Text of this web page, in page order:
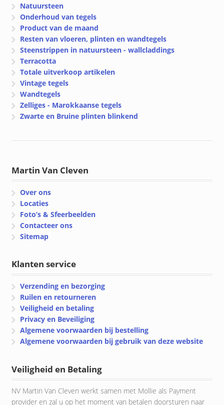
Natuursteen
Onderhoud van tegels
Product van de maand
Resten van vloeren, plinten en wandtegels
Steenstrippen in natuursteen - wallcladdings
Terracotta
Totale uitverkoop artikelen
Vintage tegels
Wandtegels
Zelliges - Marokkaanse tegels
Zwarte en Bruine plinten blinkend
Martin Van Cleven
Over ons
Locaties
Foto’s & Sfeerbeelden
Contacteer ons
Sitemap
Klanten service
Verzending en bezorging
Ruilen en retourneren
Veiligheid en betaling
Privacy en Beveiliging
Algemene voorwaarden bij bestelling
Algemene voorwaarden bij gebruik van deze website
Veiligheid en Betaling
NV Martin Van Cleven werkt samen met Mollie als Payment
provider en zal u op het moment van betalen doorsturen naar